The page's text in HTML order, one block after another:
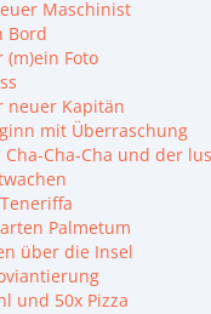
Maschinist
Bord
(m)ein Foto
neuer Kapitän
mit Überraschung
Cha-Cha-Cha und der
Palmetum
über die Insel
und 50x Pizza